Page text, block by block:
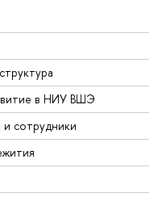
в НИУ ВШЭ
сотрудники